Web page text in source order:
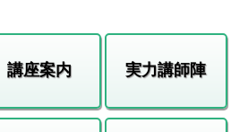
講座案内 実力講師陣